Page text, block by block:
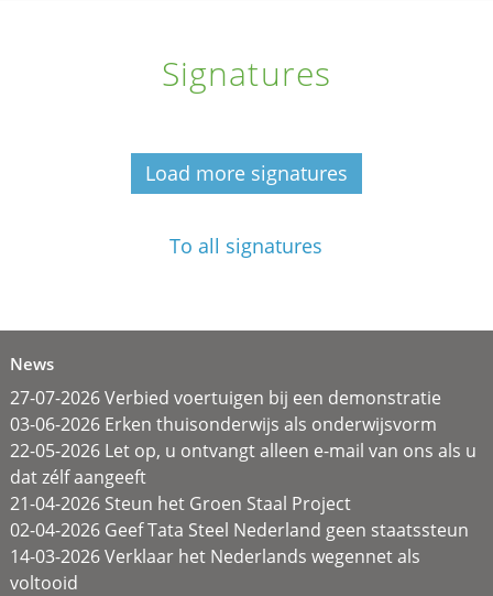
Signatures
Load more signatures
To all signatures
News
27-07-2026 Verbied voertuigen bij een demonstratie
03-06-2026 Erken thuisonderwijs als onderwijsvorm
22-05-2026 Let op, u ontvangt alleen e-mail van ons als u
dat zélf aangeeft
21-04-2026 Steun het Groen Staal Project
02-04-2026 Geef Tata Steel Nederland geen staatssteun
14-03-2026 Verklaar het Nederlands wegennet als
voltooid